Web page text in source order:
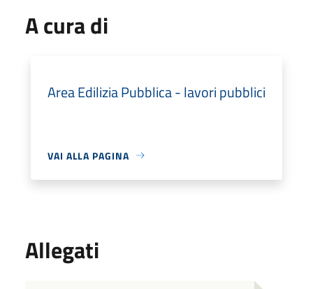
A cura di
Area Edilizia Pubblica - lavori pubblici
VAI ALLA PAGINA
Allegati